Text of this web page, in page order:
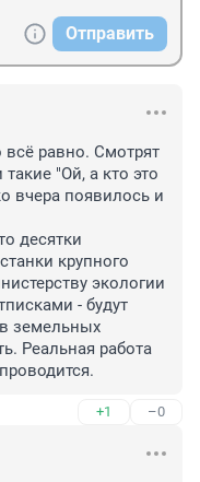
Отправить
равно. Смотрят
"Ой, а кто это
вчера появилось и
десятки
крупного
экологии
- будут
земельных
Реальная работа
+1 –0